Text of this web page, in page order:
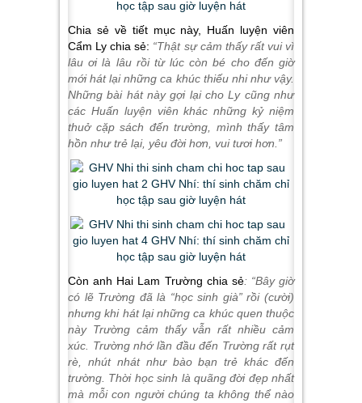
Chia sẻ về tiết mục này, Huấn luyện viên
Cẩm Ly chia sẻ: “Thật sự cảm thấy rất vui vì
lâu ơi là lâu rồi từ lúc còn bé cho đến giờ
mới hát lại những ca khúc thiếu nhi như vậy.
Những bài hát này gợi lại cho Ly cũng như
các Huấn luyện viên khác những kỷ niệm
thuở cặp sách đến trường, mình thấy tâm
hồn như trẻ lại, yêu đời hơn, vui tươi hơn.”
Còn anh Hai Lam Trường chia sẻ: “Bây giờ
có lẽ Trường đã là “học sinh già” rồi (cười)
nhưng khi hát lại những ca khúc quen thuộc
này Trường cảm thấy vẫn rất nhiều cảm
xúc. Trường nhớ lần đầu đến Trường rất rụt
rè, nhút nhát như bào bạn trẻ khác đến
trường. Thời học sinh là quãng đời đẹp nhất
mà mỗi con người chúng ta không thể nào